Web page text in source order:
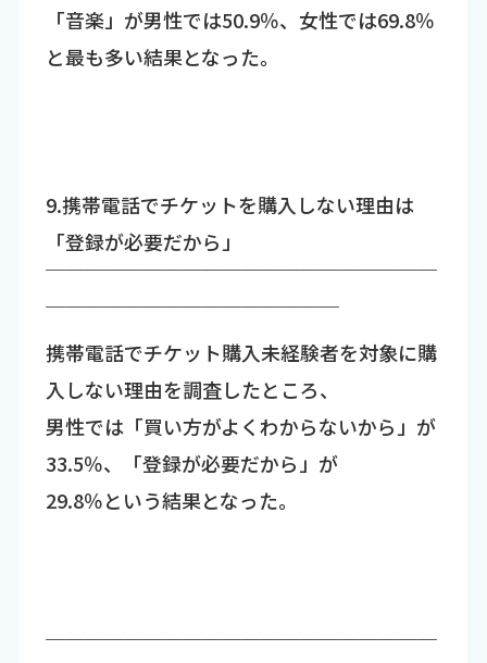
「音楽」が男性では50.9％、女性では69.8％
と最も多い結果となった。
9.携帯電話でチケットを購入しない理由は
「登録が必要だから」
￣￣￣￣￣￣￣￣￣￣￣￣￣￣￣￣￣￣￣￣
￣￣￣￣￣￣￣￣￣￣￣￣￣￣￣
携帯電話でチケット購入未経験者を対象に購
入しない理由を調査したところ、
男性では「買い方がよくわからないから」が
33.5％、「登録が必要だから」が
29.8％という結果となった。
￣￣￣￣￣￣￣￣￣￣￣￣￣￣￣￣￣￣￣￣